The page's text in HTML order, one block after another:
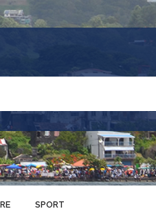
SPORT